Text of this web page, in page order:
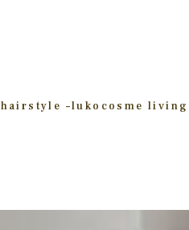
hairstyle –luko cosme living